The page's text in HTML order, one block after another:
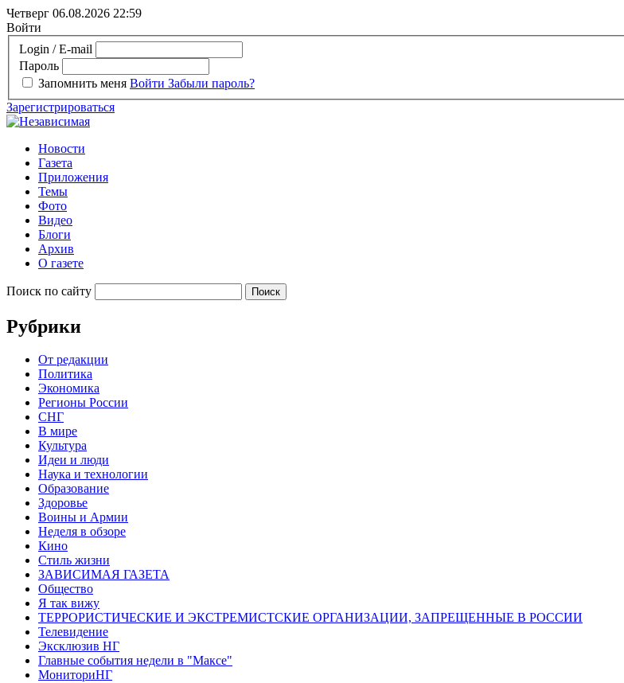
Четверг 06.08.2026 22:59
Войти
Login / E-mail
Пароль
Запомнить меня Войти Забыли пароль?
Зарегистрироваться
Новости
Газета
Приложения
Темы
Фото
Видео
Блоги
Архив
О газете
Поиск по сайту
Рубрики
От редакции
Политика
Экономика
Регионы России
СНГ
В мире
Культура
Идеи и люди
Наука и технологии
Образование
Здоровье
Воины и Армии
Неделя в обзоре
Кино
Стиль жизни
ЗАВИСИМАЯ ГАЗЕТА
Общество
Я так вижу
ТЕРРОРИСТИЧЕСКИЕ И ЭКСТРЕМИСТСКИЕ ОРГАНИЗАЦИИ, ЗАПРЕЩЕННЫЕ В РОССИИ
Телевидение
Эксклюзив НГ
Главные события недели в "Максе"
МониториНГ